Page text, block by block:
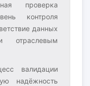
проверка
контроля
данных
отраслевым
валидации
надёжность